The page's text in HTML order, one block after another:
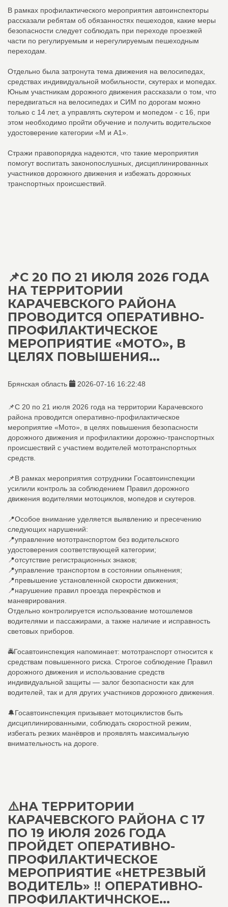
В рамках профилактического мероприятия автоинспекторы
рассказали ребятам об обязанностях пешеходов, какие меры
безопасности следует соблюдать при переходе проезжей
части по регулируемым и нерегулируемым пешеходным
переходам.
Отдельно была затронута тема движения на велосипедах,
средствах индивидуальной мобильности, скутерах и мопедах.
Юным участникам дорожного движения рассказали о том, что
передвигаться на велосипедах и СИМ по дорогам можно
только с 14 лет, а управлять скутером и мопедом - с 16, при
этом необходимо пройти обучение и получить водительское
удостоверение категории «М и А1».
Стражи правопорядка надеются, что такие мероприятия
помогут воспитать законопослушных, дисциплинированных
участников дорожного движения и избежать дорожных
транспортных происшествий.
📌С 20 ПО 21 ИЮЛЯ 2026 ГОДА
НА ТЕРРИТОРИИ
КАРАЧЕВСКОГО РАЙОНА
ПРОВОДИТСЯ ОПЕРАТИВНО-
ПРОФИЛАКТИЧЕСКОЕ
МЕРОПРИЯТИЕ «МОТО», В
ЦЕЛЯХ ПОВЫШЕНИЯ...
Брянская область 2026-07-16 16:22:48
📌С 20 по 21 июля 2026 года на территории Карачевского
района проводится оперативно-профилактическое
мероприятие «Мото», в целях повышения безопасности
дорожного движения и профилактики дорожно-транспортных
происшествий с участием водителей мототранспортных
средств.
📌В рамках мероприятия сотрудники Госавтоинспекции
усилили контроль за соблюдением Правил дорожного
движения водителями мотоциклов, мопедов и скутеров.
📍Особое внимание уделяется выявлению и пресечению
следующих нарушений:
📍управление мототранспортом без водительского
удостоверения соответствующей категории;
📍отсутствие регистрационных знаков;
📍управление транспортом в состоянии опьянения;
📍превышение установленной скорости движения;
📍нарушение правил проезда перекрёстков и
маневрирования.
Отдельно контролируется использование мотошлемов
водителями и пассажирами, а также наличие и исправность
световых приборов.
🚔Госавтоинспекция напоминает: мототранспорт относится к
средствам повышенного риска. Строгое соблюдение Правил
дорожного движения и использование средств
индивидуальной защиты — залог безопасности как для
водителей, так и для других участников дорожного движения.
🔔Госавтоинспекция призывает мотоциклистов быть
дисциплинированными, соблюдать скоростной режим,
избегать резких манёвров и проявлять максимальную
внимательность на дороге.
⚠️НА ТЕРРИТОРИИ
КАРАЧЕВСКОГО РАЙОНА С 17
ПО 19 ИЮЛЯ 2026 ГОДА
ПРОЙДЕТ ОПЕРАТИВНО-
ПРОФИЛАКТИЧЕСКОЕ
МЕРОПРИЯТИЕ «НЕТРЕЗВЫЙ
ВОДИТЕЛЬ» ‼️ ОПЕРАТИВНО-
ПРОФИЛАКТИЧНСКОЕ...